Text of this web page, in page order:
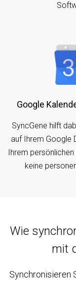
Google
SyncGene hilft
auf Ihrem Google
Ihrem
keine
Wie
mit
Synchronisieren